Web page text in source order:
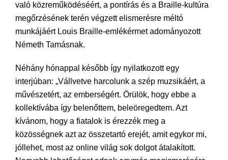
való közreműködéséért, a pontírás és a Braille-kultúra
megőrzésének terén végzett elismerésre méltó
munkájáért Louis Braille-emlékérmet adományozott
Németh Tamásnak.
Néhány hónappal később így nyilatkozott egy
interjúban: „Vállvetve harcolunk a szép muzsikáért, a
művészetért, az emberségért. Örülök, hogy ebbe a
kollektívába így belenőttem, beleöregedtem. Azt
kívánom, hogy a fiatalok is érezzék meg a
közösségnek azt az összetartó erejét, amit egykor mi,
jóllehet, most az online világ sok dolgot átalakított.